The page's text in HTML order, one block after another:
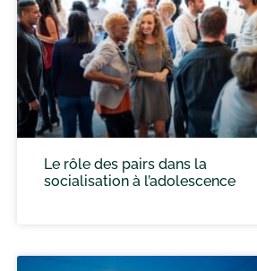
Le rôle des pairs dans la
socialisation à l’adolescence